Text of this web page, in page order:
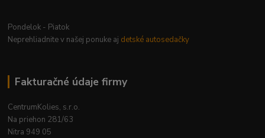
Pondelok - Piatok
Neprehliadnite v našej ponuke aj detské autosedačky
Fakturačné údaje firmy
CentrumKolies, s.r.o.
Na priehon 281/63
Nitra 949 05